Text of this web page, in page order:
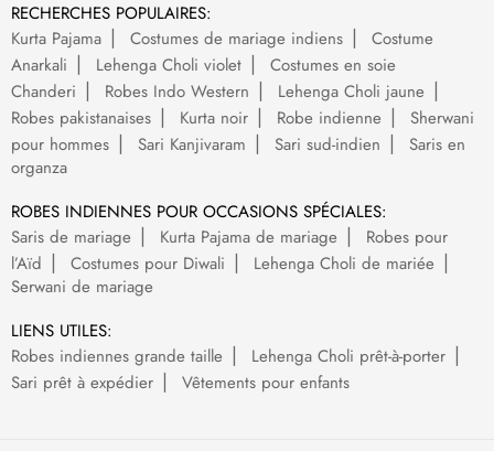
RECHERCHES POPULAIRES:
Kurta Pajama
Costumes de mariage indiens
Costume
Anarkali
Lehenga Choli violet
Costumes en soie
Chanderi
Robes Indo Western
Lehenga Choli jaune
Robes pakistanaises
Kurta noir Robe indienne
Sherwani
pour hommes
Sari Kanjivaram Sari sud-indien
Saris en
organza
ROBES INDIENNES POUR OCCASIONS SPÉCIALES:
Saris de mariage
Kurta Pajama de mariage
Robes pour
l’Aïd
Costumes pour Diwali
Lehenga Choli de mariée
Serwani de mariage
LIENS UTILES:
Robes indiennes grande taille
Lehenga Choli prêt-à-porter
Sari prêt à expédier
Vêtements pour enfants